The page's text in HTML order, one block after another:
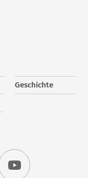
Geschichte